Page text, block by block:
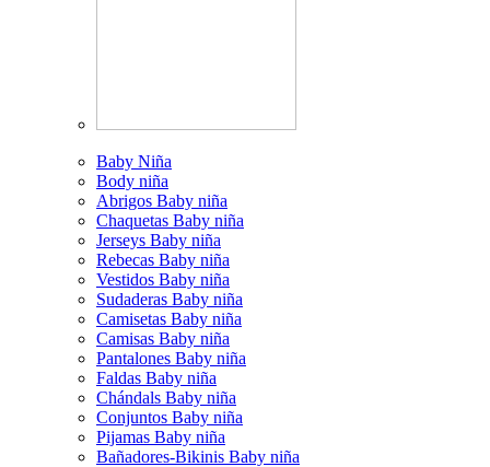
Baby Niña
Body niña
Abrigos Baby niña
Chaquetas Baby niña
Jerseys Baby niña
Rebecas Baby niña
Vestidos Baby niña
Sudaderas Baby niña
Camisetas Baby niña
Camisas Baby niña
Pantalones Baby niña
Faldas Baby niña
Chándals Baby niña
Conjuntos Baby niña
Pijamas Baby niña
Bañadores-Bikinis Baby niña